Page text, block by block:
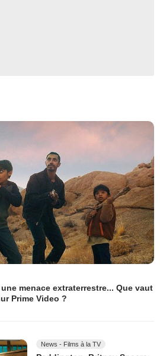
menace extraterrestre... Que vaut
Prime Video ?
News - Films à la TV